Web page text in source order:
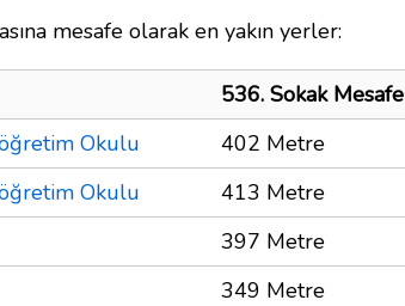
mesafe olarak en yakın yerler:
536. Sokak Mesafe
Okulu
402 Metre
Okulu
413 Metre
397 Metre
349 Metre